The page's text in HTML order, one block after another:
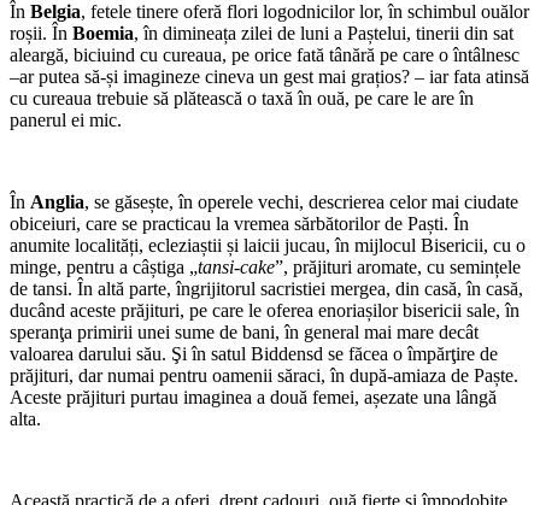
În Belgia, fetele tinere oferă flori logodnicilor lor, în schimbul ouălor
roșii. În Boemia, în dimineața zilei de luni a Paștelui, tinerii din sat
aleargă, biciuind cu cureaua, pe orice fată tânără pe care o întâlnesc
–ar putea să-și imagineze cineva un gest mai grațios? – iar fata atinsă
cu cureaua trebuie să plătească o taxă în ouă, pe care le are în
panerul ei mic.
În Anglia, se găsește, în operele vechi, descrierea celor mai ciudate
obiceiuri, care se practicau la vremea sărbătorilor de Paști. În
anumite localități, ecleziaștii și laicii jucau, în mijlocul Bisericii, cu o
minge, pentru a câștiga „tansi-cake”, prăjituri aromate, cu semințele
de tansi. În altă parte, îngrijitorul sacristiei mergea, din casă, în casă,
ducând aceste prăjituri, pe care le oferea enoriașilor bisericii sale, în
speranţa primirii unei sume de bani, în general mai mare decât
valoarea darului său. Şi în satul Biddensd se făcea o împărţire de
prăjituri, dar numai pentru oamenii săraci, în după-amiaza de Paște.
Aceste prăjituri purtau imaginea a două femei, așezate una lângă
alta.